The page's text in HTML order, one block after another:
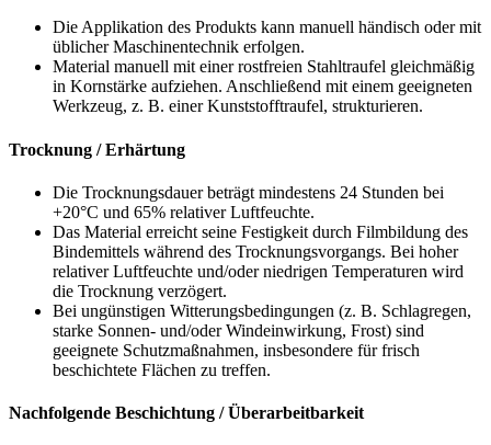
Die Applikation des Produkts kann manuell händisch oder mit
üblicher Maschinentechnik erfolgen.
Material manuell mit einer rostfreien Stahltraufel gleichmäßig
in Kornstärke aufziehen. Anschließend mit einem geeigneten
Werkzeug, z. B. einer Kunststofftraufel, strukturieren.
Trocknung / Erhärtung
Die Trocknungsdauer beträgt mindestens 24 Stunden bei
+20°C und 65% relativer Luftfeuchte.
Das Material erreicht seine Festigkeit durch Filmbildung des
Bindemittels während des Trocknungsvorgangs. Bei hoher
relativer Luftfeuchte und/oder niedrigen Temperaturen wird
die Trocknung verzögert.
Bei ungünstigen Witterungsbedingungen (z. B. Schlagregen,
starke Sonnen- und/oder Windeinwirkung, Frost) sind
geeignete Schutzmaßnahmen, insbesondere für frisch
beschichtete Flächen zu treffen.
Nachfolgende Beschichtung / Überarbeitbarkeit